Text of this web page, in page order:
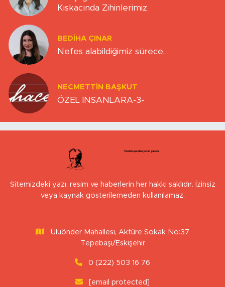
Kıskacında Zihinlerimiz
BEDIHA ÇINAR
Nefes alabildiğimiz sürece…
NECMETTIN BAŞKUT
ÖZEL İNSANLARA-3-
Sitemizdeki yazı, resim ve haberlerin her hakkı saklıdır. İzinsiz
veya kaynak gösterilemeden kullanılamaz.
Uluönder Mahallesi, Aktüre Sokak No:37
Tepebaşı/Eskişehir
0 (222) 503 16 76
[email protected]